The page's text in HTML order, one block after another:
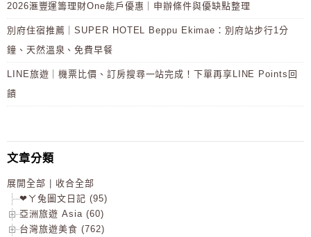
2026滙豐運籌理財One能戶優惠｜申辦條件與優缺點整理
別府住宿推薦｜SUPER HOTEL Beppu Ekimae：別府站步行1分
鐘、天然溫泉、免費早餐
LINE旅遊｜機票比價、訂房搜尋一站完成！下單再享LINE Points回
饋
文章分類
展開全部
收合全部
❤ㄚ兔圖文日記 (95)
亞洲旅遊 Asia (60)
台灣旅遊美食 (762)